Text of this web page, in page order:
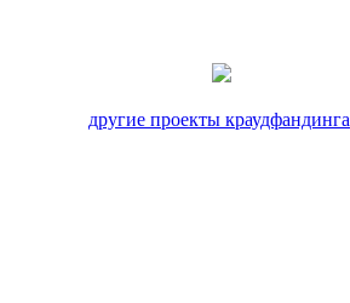
другие проекты краудфандинга